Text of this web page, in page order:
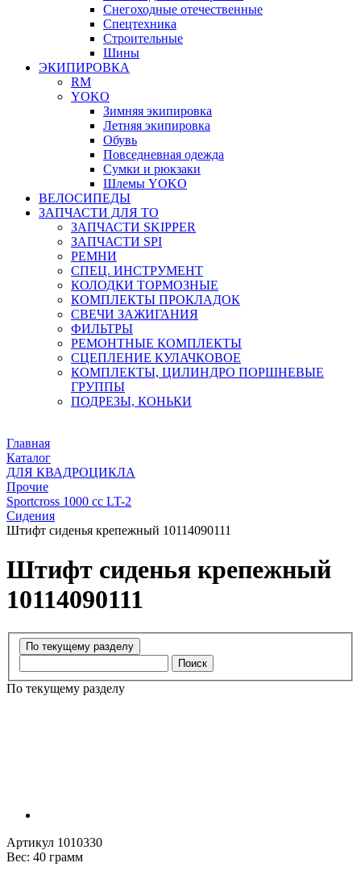
Снегоходные отечественные
Спецтехника
Строительные
Шины
ЭКИПИРОВКА
RM
YOKO
Зимняя экипировка
Летняя экипировка
Обувь
Повседневная одежда
Сумки и рюкзаки
Шлемы YOKO
ВЕЛОСИПЕДЫ
ЗАПЧАСТИ ДЛЯ ТО
ЗАПЧАСТИ SKIPPER
ЗАПЧАСТИ SPI
РЕМНИ
СПЕЦ. ИНСТРУМЕНТ
КОЛОДКИ ТОРМОЗНЫЕ
КОМПЛЕКТЫ ПРОКЛАДОК
СВЕЧИ ЗАЖИГАНИЯ
ФИЛЬТРЫ
РЕМОНТНЫЕ КОМПЛЕКТЫ
СЦЕПЛЕНИЕ КУЛАЧКОВОЕ
КОМПЛЕКТЫ, ЦИЛИНДРО ПОРШНЕВЫЕ
ГРУППЫ
ПОДРЕЗЫ, КОНЬКИ
Главная
Каталог
ДЛЯ КВАДРОЦИКЛА
Прочие
Sportcross 1000 cc LT-2
Сидения
Штифт сиденья крепежный 10114090111
Штифт сиденья крепежный
10114090111
Поиск
По текущему разделу
Артикул 1010330
Вес: 40 грамм